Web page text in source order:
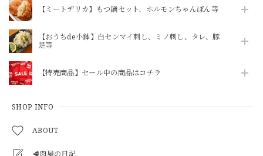
【ミートデリカ】もつ鍋セット、ホルモンちゃんぽん等
【おうちde小鉢】白センマイ刺し、ミノ刺し、タレ、豚
足等
【特売商品】セール中の商品はコチラ
SHOP INFO
ABOUT
🥩肉屋の日記